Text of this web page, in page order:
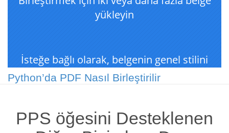
Python’da PDF Nasıl Birleştirilir
PPS öğesini Desteklenen